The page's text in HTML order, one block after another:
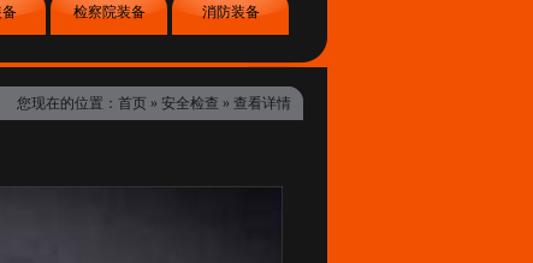
检察院装备 消防装备
您现在的位置： 首页 » 安全检查 » 查看详情